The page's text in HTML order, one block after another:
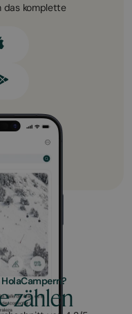
das komplette
zählen